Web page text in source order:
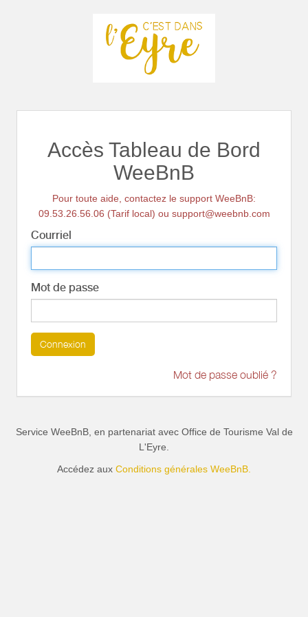
Accès Tableau de Bord
WeeBnB
Pour toute aide, contactez le support WeeBnB:
09.53.26.56.06 (Tarif local) ou support@weebnb.com
Courriel
Mot de passe
Connexion
Mot de passe oublié ?
Service WeeBnB, en partenariat avec Office de Tourisme Val de
L'Eyre
Accédez aux Conditions générales WeeBnB.